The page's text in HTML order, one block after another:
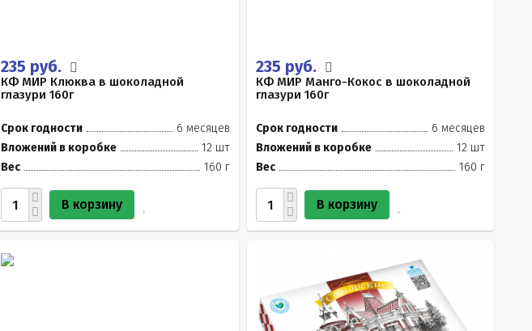
235 руб.
КФ МИР Клюква в шоколадной
глазури 160г
Срок годности
6 месяцев
Вложений в коробке
12 шт
Вес
160 г
В корзину
235 руб.
КФ МИР Манго-Кокос в шоколадной
глазури 160г
Срок годности
6 месяцев
Вложений в коробке
12 шт
Вес
160 г
В корзину